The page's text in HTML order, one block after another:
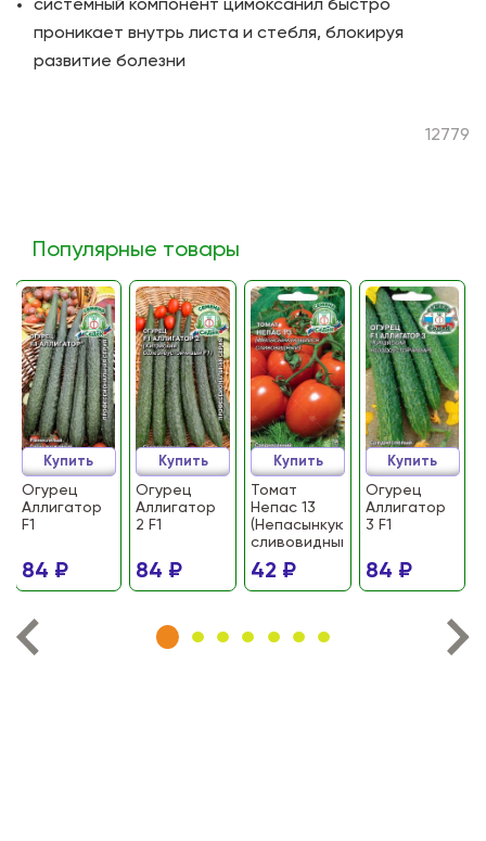
системный компонент цимоксанил быстро
проникает внутрь листа и стебля, блокируя
развитие болезни
12779
Популярные товары
Огурец
Аллигатор
F1
84 ₽
Купить
Огурец
Аллигатор
2 F1
84 ₽
Купить
Томат
Непас 13
(Непасынкующийся
сливовидный)
42 ₽
Купить
Огурец
Аллигатор
3 F1
84 ₽
Купить